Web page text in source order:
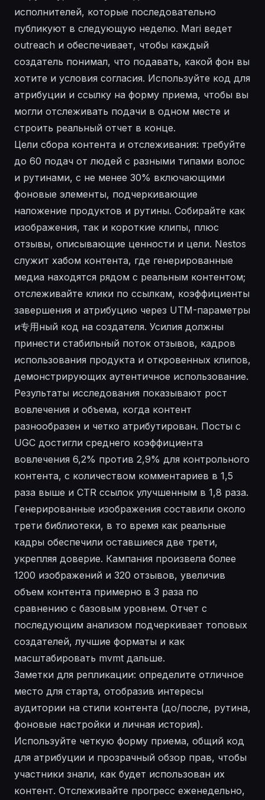
исполнителей, которые последовательно
публикуют в следующую неделю. Mari ведет
outreach и обеспечивает, чтобы каждый
создатель понимал, что подавать, какой фон вы
хотите и условия согласия. Используйте код для
атрибуции и ссылку на форму приема, чтобы вы
могли отслеживать подачи в одном месте и
строить реальный отчет в конце.
Цели сбора контента и отслеживания: требуйте
до 60 подач от людей с разными типами волос
и рутинами, с не менее 30% включающими
фоновые элементы, подчеркивающие
наложение продуктов и рутины. Собирайте как
изображения, так и короткие клипы, плюс
отзывы, описывающие ценности и цели. Nestos
служит хабом контента, где генерированные
медиа находятся рядом с реальным контентом;
отслеживайте клики по ссылкам, коэффициенты
завершения и атрибуцию через UTM-параметры
и专用ный код на создателя. Усилия должны
принести стабильный поток отзывов, кадров
использования продукта и откровенных клипов,
демонстрирующих аутентичное использование.
Результаты исследования показывают рост
вовлечения и объема, когда контент
разнообразен и четко атрибутирован. Посты с
UGC достигли среднего коэффициента
вовлечения 6,2% против 2,9% для контрольного
контента, с количеством комментариев в 1,5
раза выше и CTR ссылок улучшенным в 1,8 раза.
Генерированные изображения составили около
трети библиотеки, в то время как реальные
кадры обеспечили оставшиеся две трети,
укрепляя доверие. Кампания произвела более
1200 изображений и 320 отзывов, увеличив
объем контента примерно в 3 раза по
сравнению с базовым уровнем. Отчет с
последующим анализом подчеркивает топовых
создателей, лучшие форматы и как
масштабировать mvmt дальше.
Заметки для репликации: определите отличное
место для старта, отобразив интересы
аудитории на стили контента (до/после, рутина,
фоновые настройки и личная история).
Используйте четкую форму приема, общий код
для атрибуции и прозрачный обзор прав, чтобы
участники знали, как будет использован их
контент. Отслеживайте прогресс еженедельно,